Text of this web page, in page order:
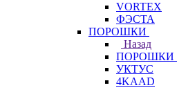
VORTEX
ФЭСТА
ПОРОШКИ
Назад
ПОРОШКИ
УКТУС
4KAAD